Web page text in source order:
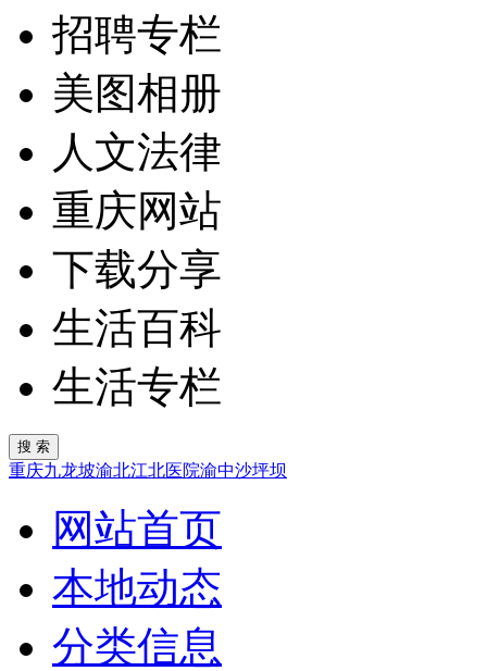
招聘专栏
美图相册
人文法律
重庆网站
下载分享
生活百科
生活专栏
重庆九龙坡渝北江北医院渝中沙坪坝
网站首页
本地动态
分类信息